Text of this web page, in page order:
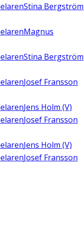
Stina Bergström
Magnus
Stina Bergström
Josef Fransson
Jens Holm (V)
Josef Fransson
Jens Holm (V)
Josef Fransson